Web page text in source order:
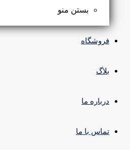
بستن منو
فروشگاه
بلاگ
درباره ما
تماس با ما